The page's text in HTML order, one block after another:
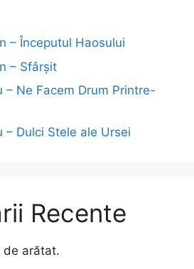
– Începutul Haosului
– Sfârșit
– Ne Facem Drum Printre-
– Dulci Stele ale Ursei
Recente
de arătat.